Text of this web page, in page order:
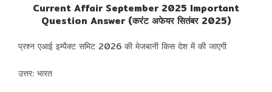
Current Affair September 2025 Important
Question Answer (करंट अफेयर सितंबर 2025)
प्रश्न एआई इम्पैक्ट समिट 2026 की मेजबानी किस देश में की जाएगी
उत्तर: भारत